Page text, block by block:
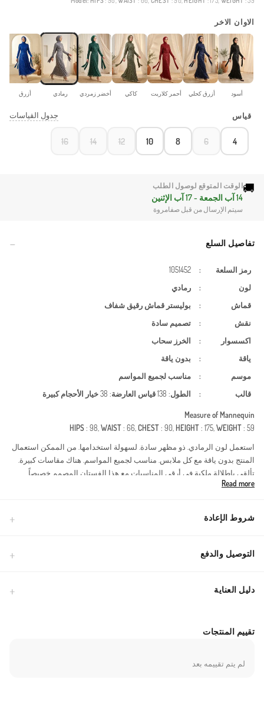
الاوان الاخر
أسود أزرق كحلي أحمر كلاريت كاكي أخضر زمردي رمادي أزرق
قياس جدول القياسات
4
6
8
10
12
14
16
🚚الوقت المتوقع لوصول الطلب
14 آب الجمعة - 17 آب الإثنين
سيتم الإرسال من قبل صفامروة
تفاصيل السلع
رمز السلعة :
1051452
لون
:
رمادي
قماش
: بوليستر قماش رقيق شفاف
نقش
:
تصميم سادة
اكسسوار
: الخرز سحاب
ياقة
:
بدون ياقة
موسم
:
مناسب لجميع المواسم
قالب
: الطول: 138 قياس العارضة: 38 خيار الأحجام كبيرة
Measure of Mannequin
HIPS: 98,WAIST: 66,CHEST: 90, HEIGHT: 175,WEIGHT: 59
استعمل لون الرمادي. ذو مظهر سادة. لسهولة استخدامها. من الممكن استعمال
المنتج بدون ياقة مع كل ملابس. مناسب لجميع المواسم. هناك مقاسات كبيرة.
تألقي بإطلالة ملكية في أرقى المناسبات مع هذا الفستان المصمم خصيصاً
للمرأة العصرية التي تبحث عن الفخامة والحشمة. الفستان مصنوع من قماش
المزين بأحجار براقة تضفي لمسة من السحر على حضورك.نوع القماش:
بوليستر عالي الجودة، يتميز بمتانته وقدرته على الحفاظ على شكل
التل المنسدل لإعطاء مظهر أنثوي راقٍ.القصة: قصة قياسية مريحة تضمن لكِ
ليناسب الأجواء الاحتفالية مع مراعاة راحة الجسم، حيث يسمح النسيج بمرور
Made in Türkiye
Read more
شروط الإعادة
التوصيل والدفع
دليل العناية
تقييم المنتجات
لم يتم تقييمه بعد